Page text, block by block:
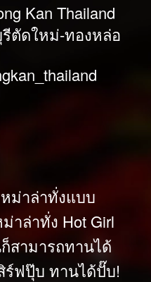
Kan Thailand
ตัดใหม่-ทองหล่อ
ม่าล่าทั่งแบบ
าล่าทั่ง Hot Girl
สามารถทานได้
ร์ฟปุ๊บ ทานได้ปั๊บ!